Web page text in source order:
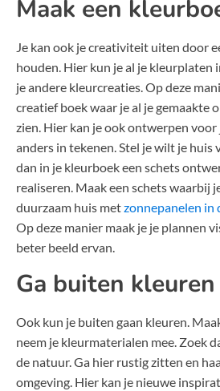
Maak een
Je kan ook je creativiteit uiten door
houden. Hier kun je al je kleurplaten
je andere kleurcreaties. Op deze
creatief boek waar je al je gemaakte
zien. Hier kan je ook ontwerpen
anders in tekenen. Stel je wilt je huis
dan in je kleurboek een schets
realiseren. Maak een schets waarbij
duurzaam huis metzonnepanelen in
Op deze manier maak je je plannen
beter beeld ervan.
Ga buiten kleuren
Ook kun je buiten gaan kleuren.
neem je kleurmaterialen mee. Zoek
de natuur. Ga hier rustig zitten en
omgeving. Hier kan je nieuwe